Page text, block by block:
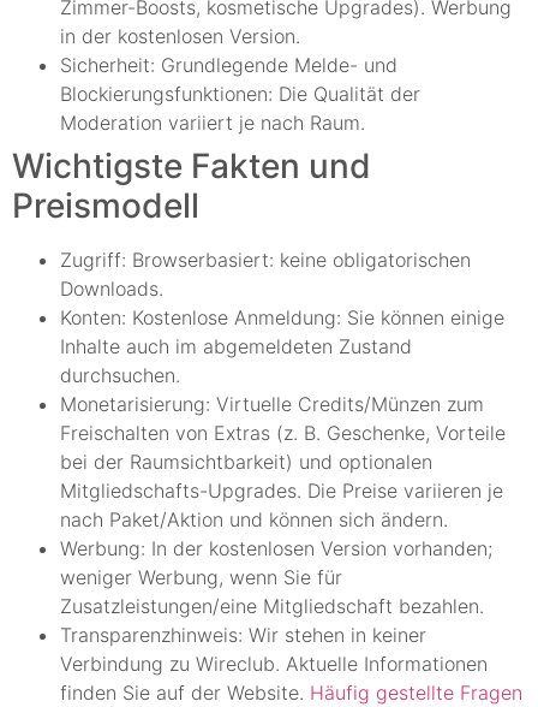
Zimmer-Boosts, kosmetische Upgrades). Werbung
in der kostenlosen Version.
Sicherheit: Grundlegende Melde- und
Blockierungsfunktionen: Die Qualität der
Moderation variiert je nach Raum.
Wichtigste Fakten und
Preismodell
Zugriff: Browserbasiert: keine obligatorischen
Downloads.
Konten: Kostenlose Anmeldung: Sie können einige
Inhalte auch im abgemeldeten Zustand
durchsuchen.
Monetarisierung: Virtuelle Credits/Münzen zum
Freischalten von Extras (z. B. Geschenke, Vorteile
bei der Raumsichtbarkeit) und optionalen
Mitgliedschafts-Upgrades. Die Preise variieren je
nach Paket/Aktion und können sich ändern.
Werbung: In der kostenlosen Version vorhanden;
weniger Werbung, wenn Sie für
Zusatzleistungen/eine Mitgliedschaft bezahlen.
Transparenzhinweis: Wir stehen in keiner
Verbindung zu Wireclub. Aktuelle Informationen
finden Sie auf der Website. Häufig gestellte Fragen